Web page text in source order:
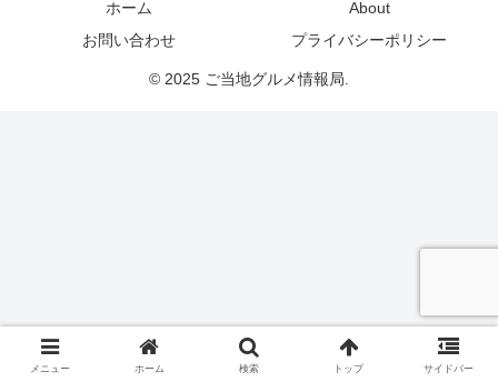
ホーム
About
お問い合わせ
プライバシーポリシー
© 2025 ご当地グルメ情報局.
メニュー ホーム 検索 トップ サイドバー